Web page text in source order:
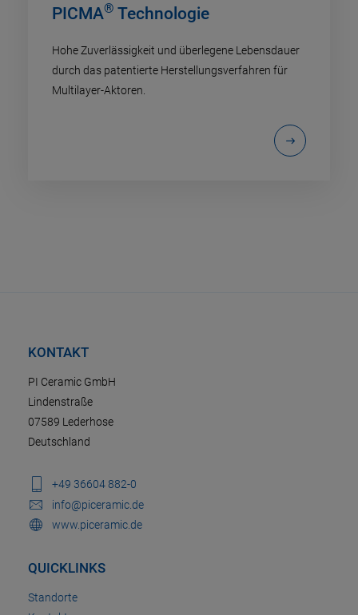
PICMA® Technologie
Hohe Zuverlässigkeit und überlegene Lebensdauer
durch das patentierte Herstellungsverfahren für
Multilayer-Aktoren.
KONTAKT
PI Ceramic GmbH
Lindenstraße
07589 Lederhose
Deutschland
+49 36604 882-0
info@piceramic.de
www.piceramic.de
QUICKLINKS
Standorte